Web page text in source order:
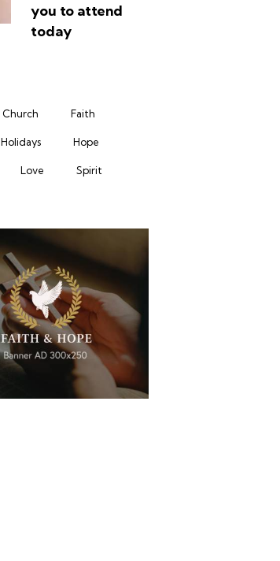
you to attend
today
Church Faith
Holidays Hope
Love Spirit